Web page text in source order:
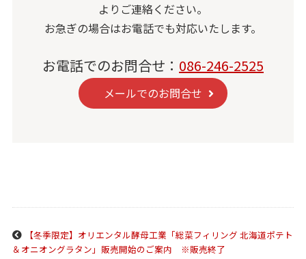
よりご連絡ください。
お急ぎの場合はお電話でも対応いたします。
お電話でのお問合せ： 086-246-2525
メールでのお問合せ
【冬季限定】オリエンタル酵母工業「総菜フィリング 北海道ポテト
＆オニオングラタン」販売開始のご案内 ※販売終了